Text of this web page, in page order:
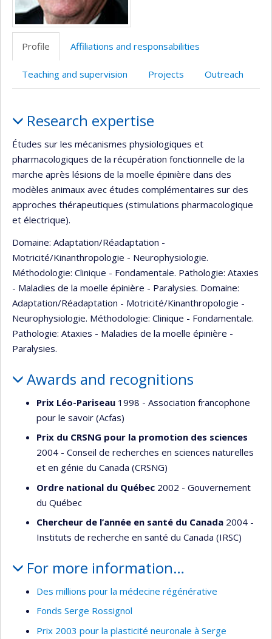
Profile Affiliations and responsabilities
Teaching and supervision Projects Outreach
Research expertise
Études sur les mécanismes physiologiques et
pharmacologiques de la récupération fonctionnelle de la
marche après lésions de la moelle épinière dans des
modèles animaux avec études complémentaires sur des
approches thérapeutiques (stimulations pharmacologique
et électrique).
Domaine: Adaptation/Réadaptation -
Motricité/Kinanthropologie - Neurophysiologie.
Méthodologie: Clinique - Fondamentale. Pathologie: Ataxies
- Maladies de la moelle épinière - Paralysies. Domaine:
Adaptation/Réadaptation - Motricité/Kinanthropologie -
Neurophysiologie. Méthodologie: Clinique - Fondamentale.
Pathologie: Ataxies - Maladies de la moelle épinière -
Paralysies.
Awards and recognitions
Prix Léo-Pariseau 1998 - Association francophone
pour le savoir (Acfas)
Prix du CRSNG pour la promotion des sciences
2004 - Conseil de recherches en sciences naturelles
et en génie du Canada (CRSNG)
Ordre national du Québec 2002 - Gouvernement
du Québec
Chercheur de l’année en santé du Canada 2004 -
Instituts de recherche en santé du Canada (IRSC)
For more information…
Des millions pour la médecine régénérative
Fonds Serge Rossignol
Prix 2003 pour la plasticité neuronale à Serge